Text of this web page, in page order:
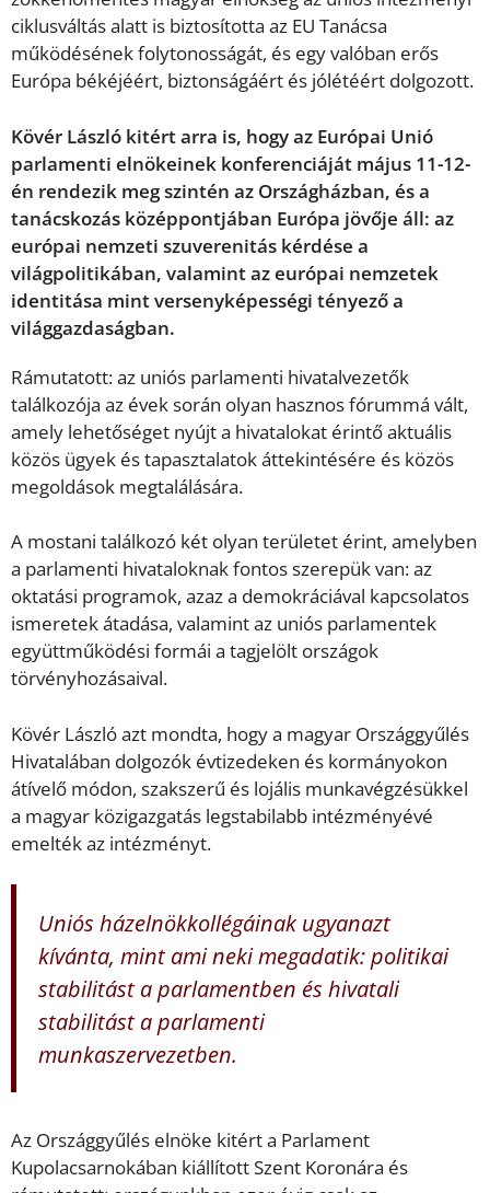
ciklusváltás alatt is biztosította az EU Tanácsa
működésének folytonosságát, és egy valóban erős
Európa békéjéért, biztonságáért és jólétéért dolgozott.
Kövér László kitért arra is, hogy az Európai Unió
parlamenti elnökeinek konferenciáját május 11-12-
én rendezik meg szintén az Országházban, és a
tanácskozás középpontjában Európa jövője áll: az
európai nemzeti szuverenitás kérdése a
világpolitikában, valamint az európai nemzetek
identitása mint versenyképességi tényező a
világgazdaságban.
Rámutatott: az uniós parlamenti hivatalvezetők
találkozója az évek során olyan hasznos fórummá vált,
amely lehetőséget nyújt a hivatalokat érintő aktuális
közös ügyek és tapasztalatok áttekintésére és közös
megoldások megtalálására.
A mostani találkozó két olyan területet érint, amelyben
a parlamenti hivataloknak fontos szerepük van: az
oktatási programok, azaz a demokráciával kapcsolatos
ismeretek átadása, valamint az uniós parlamentek
együttműködési formái a tagjelölt országok
törvényhozásaival.
Kövér László azt mondta, hogy a magyar Országgyűlés
Hivatalában dolgozók évtizedeken és kormányokon
átívelő módon, szakszerű és lojális munkavégzésükkel
a magyar közigazgatás legstabilabb intézményévé
emelték az intézményt.
Uniós házelnökkollégáinak ugyanazt
kívánta, mint ami neki megadatik: politikai
stabilitást a parlamentben és hivatali
stabilitást a parlamenti
munkaszervezetben.
Az Országgyűlés elnöke kitért a Parlament
Kupolacsarnokában kiállított Szent Koronára és